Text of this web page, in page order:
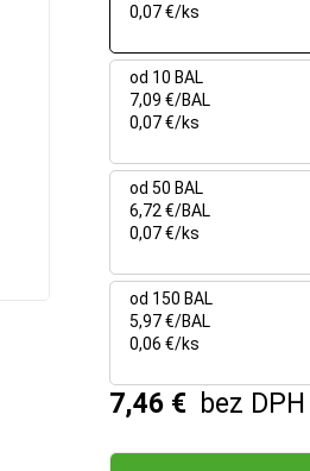
0,07 €/ks
od 10 BAL
7,09 €/BAL
0,07 €/ks
od 50 BAL
6,72 €/BAL
0,07 €/ks
od 150 BAL
5,97 €/BAL
0,06 €/ks
7,46 € bez DPH